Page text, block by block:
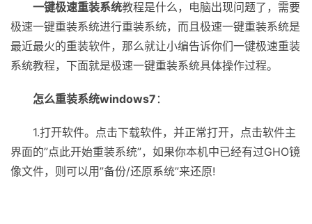
一键极速重装系统教程是什么，电脑出现问题了，需要
极速一键重装系统进行重装系统，而且极速一键重装系统是
最近最火的重装软件，那么就让小编告诉你们一键极速重装
系统教程，下面就是极速一键重装系统具体操作过程。
怎么重装系统windows7 ：
1.打开软件。点击下载软件，并正常打开，点击软件主
界面的”点此开始重装系统”，如果你本机中已经有过GHO镜
像文件，则可以用”备份/还原系统”来还原!